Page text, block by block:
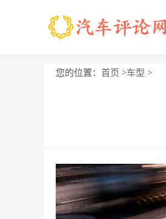
您的位置： 首页 >车型 >